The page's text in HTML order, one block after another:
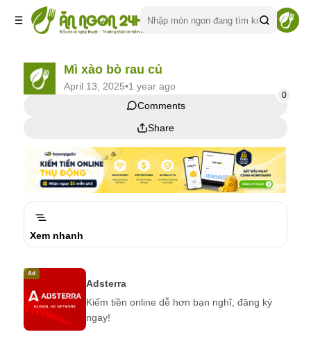
Mì xào bò rau củ
April 13, 2025•1 year ago
Comments
0
Share
Xem nhanh
Ad
Adsterra
Kiếm tiền online dễ hơn bạn nghĩ, đăng ký
ngay!